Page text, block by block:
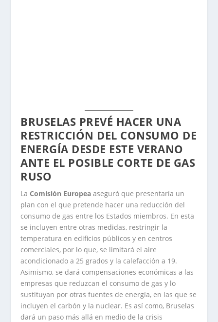
BRUSELAS PREVÉ HACER UNA
RESTRICCIÓN DEL CONSUMO DE
ENERGÍA DESDE ESTE VERANO
ANTE EL POSIBLE CORTE DE GAS
RUSO
La Comisión Europea aseguró que presentaría un
plan con el que pretende hacer una reducción del
consumo de gas entre los Estados miembros. En esta
se incluyen entre otras medidas, restringir la
temperatura en edificios públicos y en centros
comerciales, por lo que, se limitará el aire
acondicionado a 25 grados y la calefacción a 19.
Asimismo, se dará compensaciones económicas a las
empresas que reduzcan el consumo de gas y lo
sustituyan por otras fuentes de energía, en las que se
incluyen el carbón y la nuclear. Es así como, Bruselas
dará un paso más allá en medio de la crisis